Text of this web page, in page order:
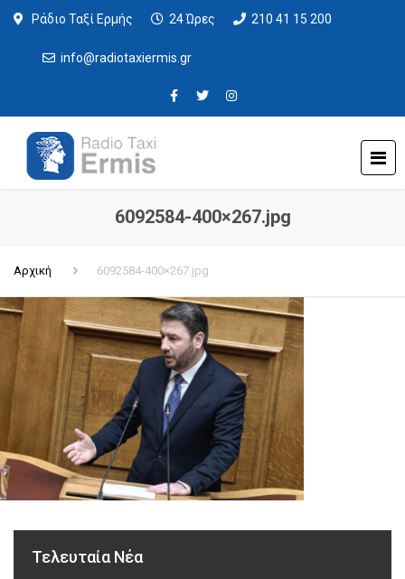
Ράδιο Ταξί Ερμής 24 Ώρες 210 41 15 200
info@radiotaxiermis.gr
6092584-400×267.jpg
Αρχική 6092584-400×267.jpg
Τελευταία Νέα